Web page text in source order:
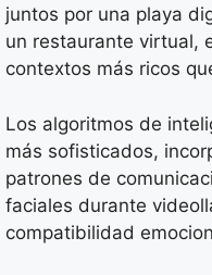
juntos por una playa
un restaurante virtual,
contextos más ricos
Los algoritmos de
más sofisticados,
patrones de
faciales durante
compatibilidad